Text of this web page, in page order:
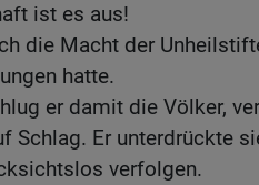
ist es aus!
die Macht der
hatte.
er damit die Völker,
Schlag. Er unterdrückte
verfolgen.